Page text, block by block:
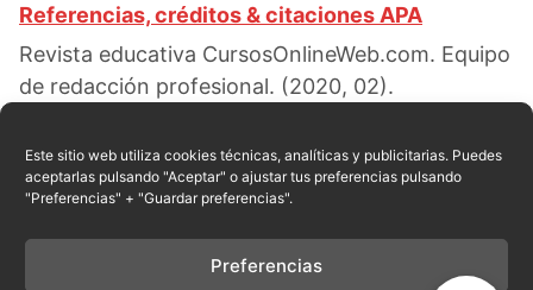
Este sitio web utiliza cookies técnicas, analíticas y publicitarias. Puedes
aceptarlas pulsando "Aceptar" o ajustar tus preferencias pulsando
"Preferencias" + "Guardar preferencias".
Preferencias
Referencias, créditos & citaciones APA
Revista educativa CursosOnlineWeb.com. Equipo
de redacción profesional. (2020, 02).
Rossi Rosario. Obtenido en fecha 08, 2026,
desde el sitio web:
https://cursosonlineweb.com/configuracion-
electronica-del-azufre.html